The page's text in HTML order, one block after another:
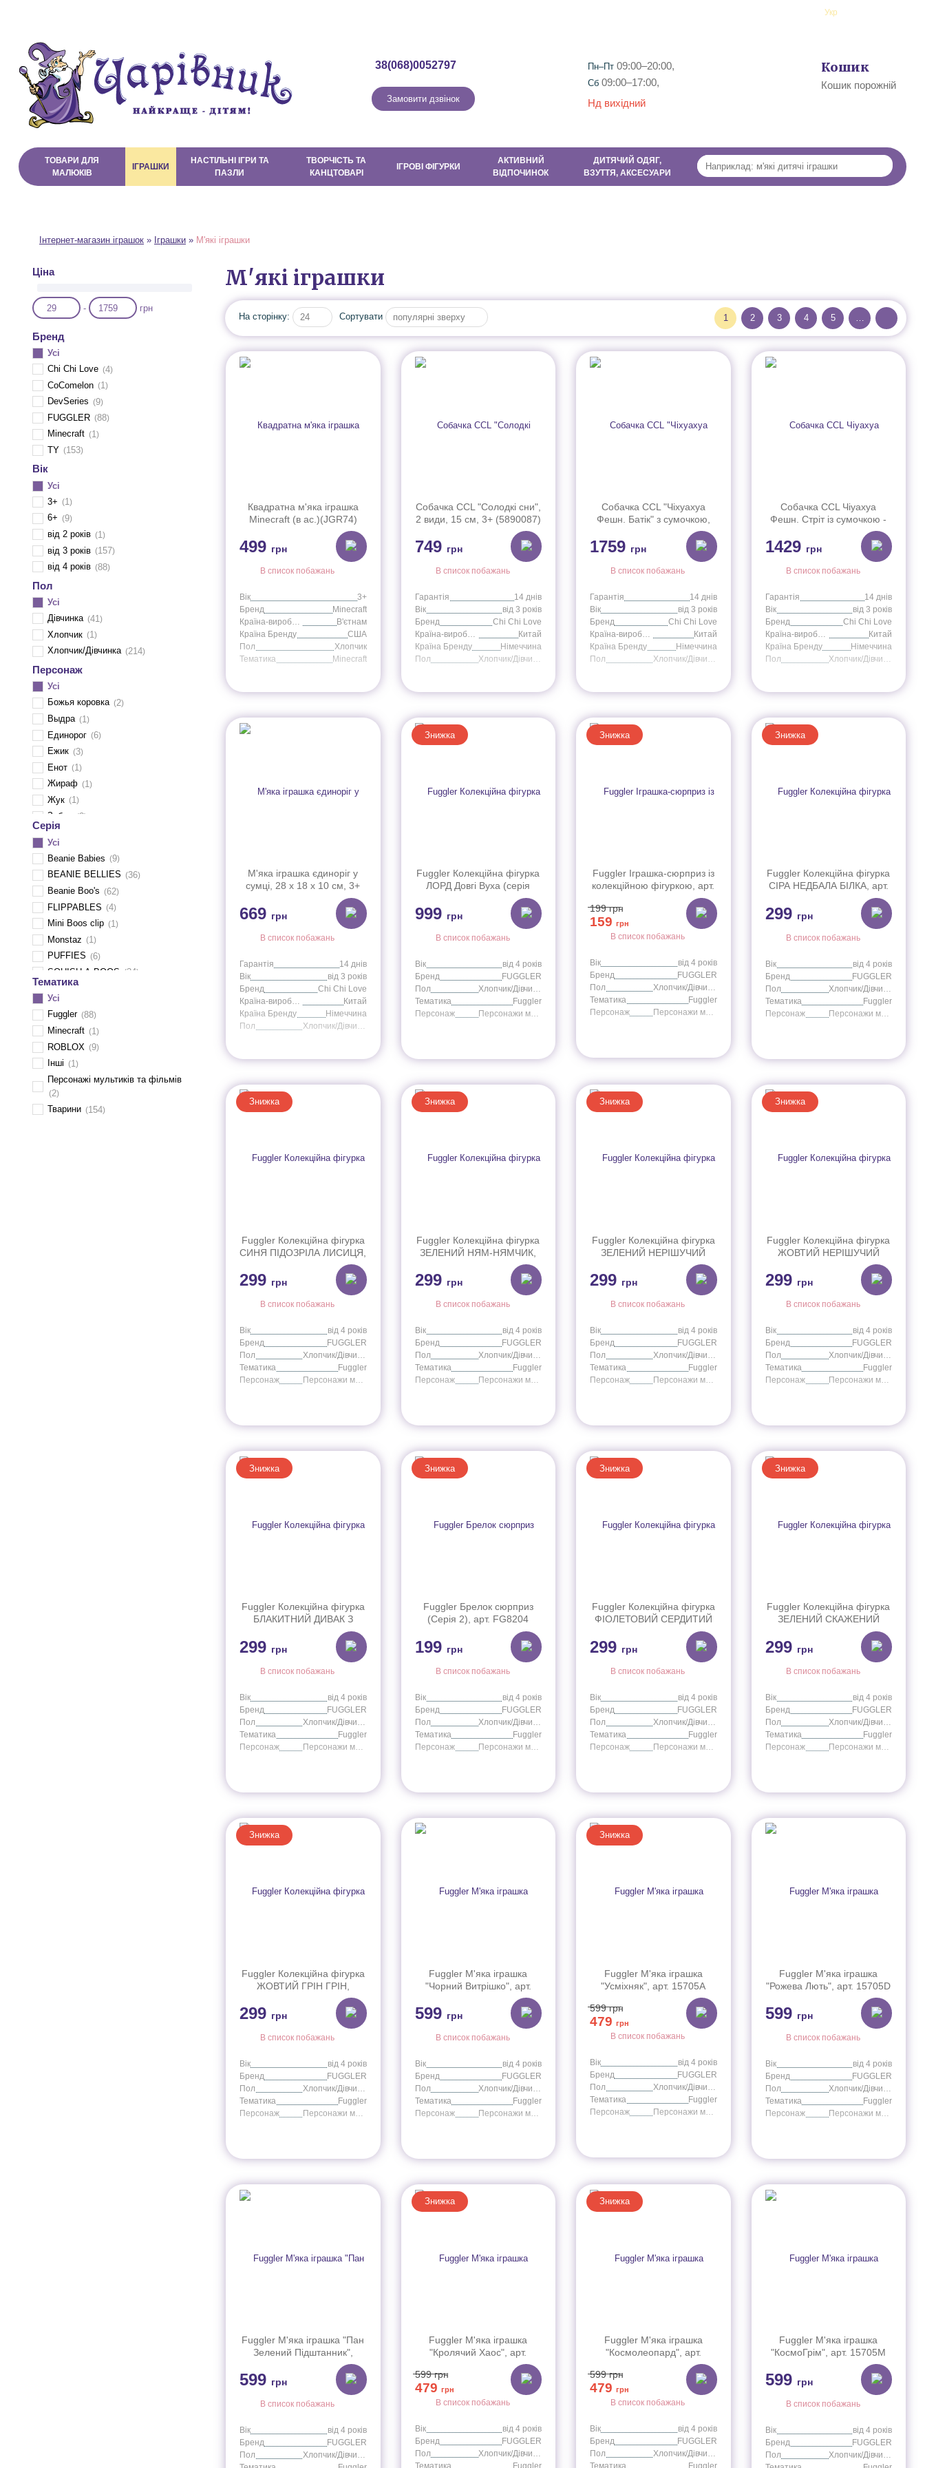
Укр
38(068)0052797
Замовити дзвінок
Пн–Пт 09:00–20:00,
Сб 09:00–17:00,
Нд вихідний
Кошик
Кошик порожній
ТОВАРИ ДЛЯ
МАЛЮКІВ
ІГРАШКИ
НАСТІЛЬНІ ІГРИ ТА
ПАЗЛИ
ТВОРЧІСТЬ ТА
КАНЦТОВАРІ
ІГРОВІ ФІГУРКИ
АКТИВНИЙ
ВІДПОЧИНОК
ДИТЯЧИЙ ОДЯГ,
ВЗУТТЯ, АКСЕСУАРИ
Інтернет-магазин іграшок » Іграшки » М'які іграшки
Ціна
- грн
Бренд
Усі
Chi Chi Love
4
CoComelon
1
DevSeries
9
FUGGLER
88
Minecraft
1
TY
153
Вік
Усі
3+
1
6+
9
від 2 років
1
від 3 років
157
від 4 років
88
Пол
Усі
Дівчинка
41
Хлопчик
1
Хлопчик/Дівчинка
214
Персонаж
Усі
Божья коровка
2
Выдра
1
Единорог
6
Ежик
3
Енот
1
Жираф
1
Жук
1
Зебра
2
Коала
Корова
Кот
18
Лама
Лебедь
1
Лемур
6
Ленивец
Леопард
9
Лиса
Лошадь
Лягушка
Медведь
5
Обезьяна
3
Олень
1
Осьминог
Панда
3
Персонажи мультфильмов
Пчела
1
Серія
Усі
Beanie Babies
9
BEANIE BELLIES
36
Beanie Boo's
62
FLIPPABLES
4
Mini Boos clip
1
Monstaz
1
PUFFIES
6
SQUISH-A-BOOS
34
Тематика
Усі
Fuggler
88
Minecraft
1
ROBLOX
9
Інші
1
Персонажі мультиків та фільмів
2
Тварини
154
М'які іграшки
На сторінку: 24 Сортувати популярні зверху 1 2 3 4 5 …
Квадратна м'яка іграшка
Minecraft (в ас.)(JGR74)
499 грн
В список побажань
Вік
3+
Бренд
Minecraft
Країна-виробник
В'єтнам
Країна Бренду
США
Пол
Хлопчик
Тематика
Minecraft
Собачка CCL "Солодкі сни",
2 види, 15 см, 3+ (5890087)
749 грн
В список побажань
Гарантія
14 днів
Вік
від 3 років
Бренд
Chi Chi Love
Країна-виробник
Китай
Країна Бренду
Німеччина
Пол
Хлопчик/Дівчинка
Собачка CCL "Чіхуахуа
Фешн. Батік" з сумочкою,
1759 грн
В список побажань
Гарантія
14 днів
Вік
від 3 років
Бренд
Chi Chi Love
Країна-виробник
Китай
Країна Бренду
Німеччина
Пол
Хлопчик/Дівчинка
Собачка CCL Чіуахуа
Фешн. Стріт із сумочкою -
бананкою, 20 см, 3+
1429 грн
В список побажань
Гарантія
14 днів
Вік
від 3 років
Бренд
Chi Chi Love
Країна-виробник
Китай
Країна Бренду
Німеччина
Пол
Хлопчик/Дівчинка
М'яка іграшка єдиноріг у
сумці, 28 х 18 х 10 см, 3+
669 грн
В список побажань
Гарантія
14 днів
Вік
від 3 років
Бренд
Chi Chi Love
Китай
Країна Бренду
Німеччина
Пол
Знижка
Fuggler Колекційна фігурка
ЛОРД Довгі Вуха (серія
Особлива), (Серія 2), арт.
999 грн
В список побажань
Вік
від 4 років
Бренд
FUGGLER
Пол
Тематика
Fuggler
Персонаж
Персонажи мультфильмов
Знижка
Fuggler Іграшка-сюрприз із
колекційною фігуркою, арт.
FG2205 (Серія 2)
199грн
159 грн
В список побажань
Вік
від 4 років
Бренд
FUGGLER
Пол
Тематика
Fuggler
Персонаж
Знижка
Fuggler Колекційна фігурка
СІРА НЕДБАЛА БІЛКА, арт.
FG2012Buggler Серая
Неухоженная Белка
(FG2012B)
299 грн
В список побажань
Вік
від 4 років
Бренд
FUGGLER
Пол
Тематика
Fuggler
Персонаж
Персонажи мультфильмов
Знижка
Fuggler Колекційна фігурка
СИНЯ ПІДОЗРІЛА ЛИСИЦЯ,
299 грн
В список побажань
Вік
від 4 років
Бренд
FUGGLER
Пол
Хлопчик/Дівчинка
Тематика
Fuggler
Персонаж
Персонажи мультфильмов
Знижка
Fuggler Колекційна фігурка
ЗЕЛЕНИЙ НЯМ-НЯМЧИК,
299 грн
В список побажань
Вік
від 4 років
Бренд
FUGGLER
Пол
Хлопчик/Дівчинка
Тематика
Fuggler
Персонаж
Персонажи мультфильмов
Знижка
Fuggler Колекційна фігурка
ЗЕЛЕНИЙ НЕРІШУЧИЙ
МОНСТР, арт. FG2012D
299 грн
В список побажань
Вік
від 4 років
Бренд
FUGGLER
Пол
Хлопчик/Дівчинка
Тематика
Fuggler
Персонаж
Персонажи мультфильмов
Знижка
Fuggler Колекційна фігурка
ЖОВТИЙ НЕРІШУЧИЙ
МОНСТР, FG2012Q
299 грн
В список побажань
Вік
від 4 років
Бренд
FUGGLER
Пол
Хлопчик/Дівчинка
Тематика
Fuggler
Персонаж
Персонажи мультфильмов
Знижка
Fuggler Колекційна фігурка
БЛАКИТНИЙ ДИВАК З
ВЕЛИКИМИ ОЧИМА, арт.
299 грн
В список побажань
Вік
від 4 років
Бренд
FUGGLER
Пол
Тематика
Fuggler
Персонаж
Знижка
Fuggler Брелок сюрприз
(Серія 2), арт. FG8204
199 грн
В список побажань
Вік
від 4 років
Бренд
FUGGLER
Пол
Тематика
Fuggler
Персонаж
Персонажи мультфильмов
Знижка
Fuggler Колекційна фігурка
ФІОЛЕТОВИЙ СЕРДИТИЙ
ПРИБУЛЕЦЬ, арт. FG2012J
299 грн
В список побажань
Вік
від 4 років
Бренд
FUGGLER
Пол
Тематика
Fuggler
Персонаж
Знижка
Fuggler Колекційна фігурка
ЗЕЛЕНИЙ СКАЖЕНИЙ
КРОЛИК, арт. FG2012L
299 грн
В список побажань
Вік
від 4 років
Бренд
FUGGLER
Пол
Тематика
Fuggler
Персонаж
Персонажи мультфильмов
Знижка
Fuggler Колекційна фігурка
ЖОВТИЙ ГРІН ГРІН,
299 грн
В список побажань
Вік
від 4 років
Бренд
FUGGLER
Пол
Хлопчик/Дівчинка
Тематика
Fuggler
Персонаж
Персонажи мультфильмов
Fuggler М'яка іграшка
"Чорний Витрішко", арт.
599 грн
В список побажань
Вік
від 4 років
Бренд
FUGGLER
Пол
Хлопчик/Дівчинка
Тематика
Fuggler
Персонаж
Персонажи мультфильмов
Знижка
Fuggler М'яка іграшка
"Усміхняк", арт. 15705A
599грн
479 грн
В список побажань
Вік
від 4 років
Бренд
FUGGLER
Пол
Хлопчик/Дівчинка
Тематика
Fuggler
Персонаж
Персонажи мультфильмов
Fuggler М'яка іграшка
"Рожева Лють", арт. 15705D
599 грн
В список побажань
Вік
від 4 років
Бренд
FUGGLER
Пол
Хлопчик/Дівчинка
Тематика
Fuggler
Персонаж
Персонажи мультфильмов
Fuggler М'яка іграшка "Пан
Зелений Підштанник",
599 грн
В список побажань
Вік
від 4 років
Бренд
FUGGLER
Пол
Хлопчик/Дівчинка
Знижка
Fuggler М'яка іграшка
"Кролячий Хаос", арт.
599грн
479 грн
В список побажань
Вік
від 4 років
Бренд
FUGGLER
Пол
Хлопчик/Дівчинка
Знижка
Fuggler М'яка іграшка
"Космолеопард", арт.
599грн
479 грн
В список побажань
Вік
від 4 років
Бренд
FUGGLER
Пол
Хлопчик/Дівчинка
Fuggler М'яка іграшка
"КосмоГрім", арт. 15705M
599 грн
В список побажань
Вік
від 4 років
Бренд
FUGGLER
Пол
Хлопчик/Дівчинка